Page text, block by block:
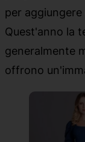
per
Quest'anno la
generalmente
offrono